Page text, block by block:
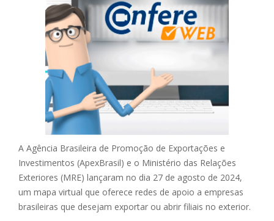
A Agência Brasileira de Promoção de Exportações e
Investimentos (ApexBrasil) e o Ministério das Relações
Exteriores (MRE) lançaram no dia 27 de agosto de 2024,
um mapa virtual que oferece redes de apoio a empresas
brasileiras que desejam exportar ou abrir filiais no exterior.